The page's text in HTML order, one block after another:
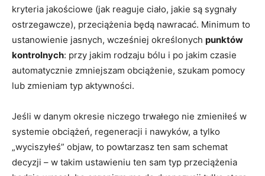
kryteria jakościowe (jak reaguje ciało, jakie są sygnały
ostrzegawcze), przeciążenia będą nawracać. Minimum to
ustanowienie jasnych, wcześniej określonych punktów
kontrolnych: przy jakim rodzaju bólu i po jakim czasie
automatycznie zmniejszam obciążenie, szukam pomocy
lub zmieniam typ aktywności.
Jeśli w danym okresie niczego trwałego nie zmieniłeś w
systemie obciążeń, regeneracji i nawyków, a tylko
„wyciszyłeś” objaw, to powtarzasz ten sam schemat
decyzji – w takim ustawieniu ten sam typ przeciążenia